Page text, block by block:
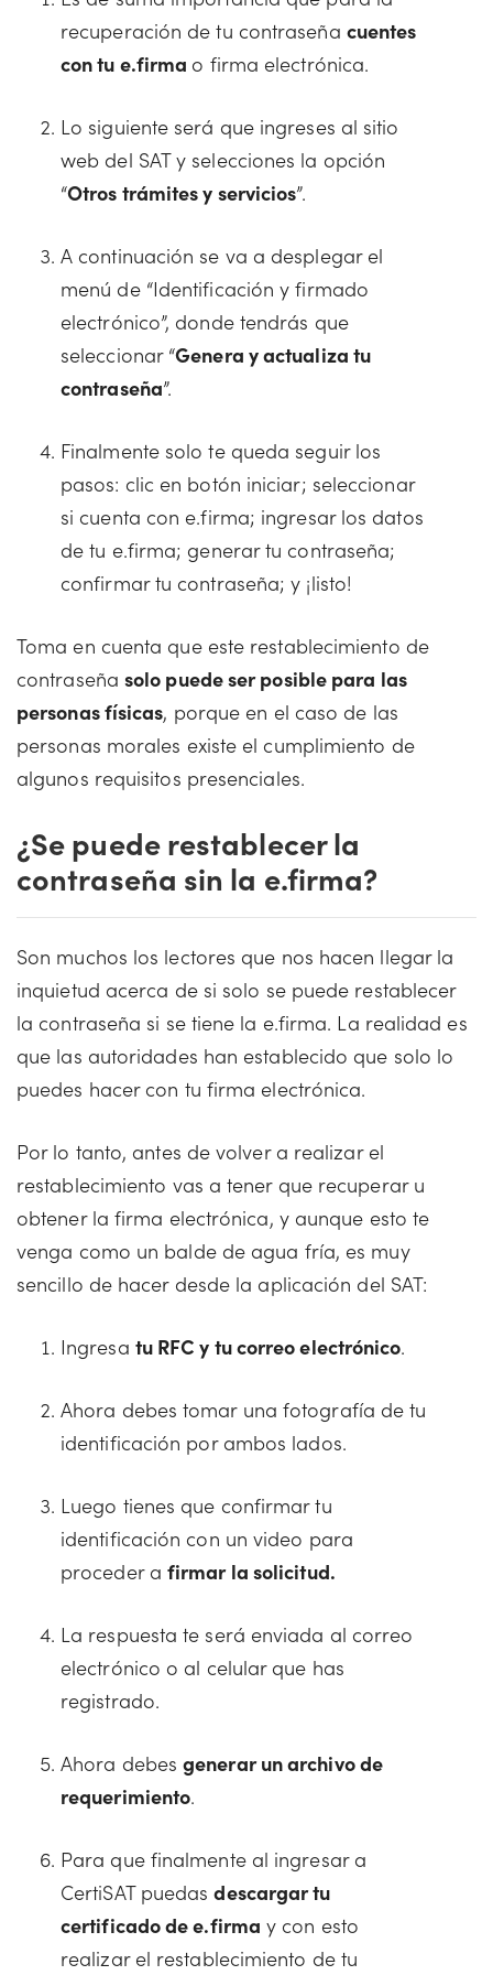
recuperación de tu contraseña cuentes
con tu e.firma o firma electrónica.
Lo siguiente será que ingreses al sitio
web del SAT y selecciones la opción
“Otros trámites y servicios”.
A continuación se va a desplegar el
menú de “Identificación y firmado
electrónico”, donde tendrás que
seleccionar “Genera y actualiza tu
contraseña”.
Finalmente solo te queda seguir los
pasos: clic en botón iniciar; seleccionar
si cuenta con e.firma; ingresar los datos
de tu e.firma; generar tu contraseña;
confirmar tu contraseña; y ¡listo!
Toma en cuenta que este restablecimiento de
contraseña solo puede ser posible para las
personas físicas, porque en el caso de las
personas morales existe el cumplimiento de
algunos requisitos presenciales.
¿Se puede restablecer la
contraseña sin la e.firma?
Son muchos los lectores que nos hacen llegar la
inquietud acerca de si solo se puede restablecer
la contraseña si se tiene la e.firma. La realidad es
que las autoridades han establecido que solo lo
puedes hacer con tu firma electrónica.
Por lo tanto, antes de volver a realizar el
restablecimiento vas a tener que recuperar u
obtener la firma electrónica, y aunque esto te
venga como un balde de agua fría, es muy
sencillo de hacer desde la aplicación del SAT:
Ingresa tu RFC y tu correo electrónico.
Ahora debes tomar una fotografía de tu
identificación por ambos lados.
Luego tienes que confirmar tu
identificación con un video para
proceder a firmar la solicitud.
La respuesta te será enviada al correo
electrónico o al celular que has
registrado.
Ahora debesgenerar un archivo de
requerimiento.
Para que finalmente al ingresar a
CertiSAT puedasdescargar tu
certificado de e.firma y con esto
realizar el restablecimiento de tu